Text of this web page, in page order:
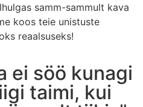
samm-sammult kava
koos teie unistuste
reaalsuseks!
ei söö kunagi
taimi, kui